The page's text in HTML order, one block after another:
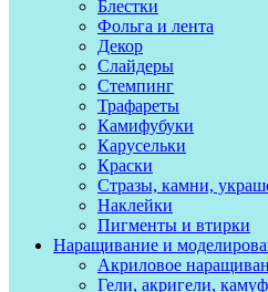
Блестки
Фольга и лента
Декор
Слайдеры
Стемпинг
Трафареты
Камифубуки
Карусельки
Краски
Стразы, камни,
Наклейки
Пигменты и втирки
Наращивание и
Акриловое
Гели, акригели,